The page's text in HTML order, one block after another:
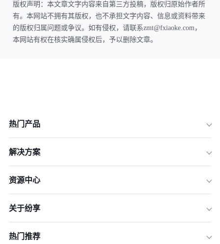
版权声明：本文章文字内容来自第三方投稿，版权归原始作者所
有。本网站不拥有其版权，也不承担文字内容、信息或资料带来
的版权归属问题或争议。如有侵权，请联系zmt@fxiaoke.com，
本网站有权在核实确属侵权后，予以删除文章。
热门产品
解决方案
资源中心
关于纷享
热门推荐